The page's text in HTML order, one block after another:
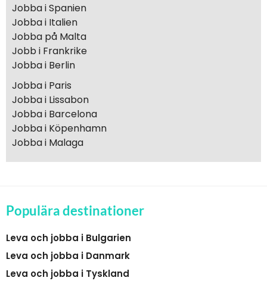
Jobba i Spanien
Jobba i Italien
Jobba på Malta
Jobb i Frankrike
Jobba i Berlin
Jobba i Paris
Jobba i Lissabon
Jobba i Barcelona
Jobba i Köpenhamn
Jobba i Malaga
Populära destinationer
Leva och jobba i Bulgarien
Leva och jobba i Danmark
Leva och jobba i Tyskland